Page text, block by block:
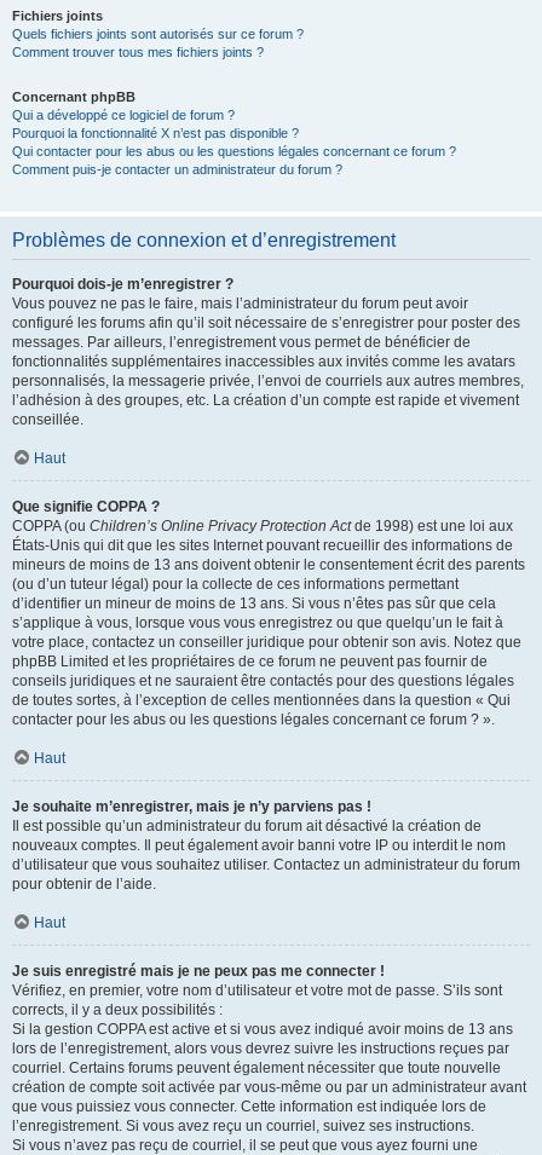
Fichiers joints
Quels fichiers joints sont autorisés sur ce forum ?
Comment trouver tous mes fichiers joints ?
Concernant phpBB
Qui a développé ce logiciel de forum ?
Pourquoi la fonctionnalité X n’est pas disponible ?
Qui contacter pour les abus ou les questions légales concernant ce forum ?
Comment puis-je contacter un administrateur du forum ?
Problèmes de connexion et d’enregistrement
Pourquoi dois-je m’enregistrer ?
Vous pouvez ne pas le faire, mais l’administrateur du forum peut avoir
configuré les forums afin qu’il soit nécessaire de s’enregistrer pour poster des
messages. Par ailleurs, l’enregistrement vous permet de bénéficier de
fonctionnalités supplémentaires inaccessibles aux invités comme les avatars
personnalisés, la messagerie privée, l’envoi de courriels aux autres membres,
l’adhésion à des groupes, etc. La création d’un compte est rapide et vivement
conseillée.
Haut
Que signifie COPPA ?
COPPA (ou Children’s Online Privacy Protection Actde 1998) est une loi aux
États-Unis qui dit que les sites Internet pouvant recueillir des informations de
mineurs de moins de 13 ans doivent obtenir le consentement écrit des parents
(ou d’un tuteur légal) pour la collecte de ces informations permettant
d’identifier un mineur de moins de 13 ans. Si vous n’êtes pas sûr que cela
s’applique à vous, lorsque vous vous enregistrez ou que quelqu’un le fait à
votre place, contactez un conseiller juridique pour obtenir son avis. Notez que
phpBB Limited et les propriétaires de ce forum ne peuvent pas fournir de
conseils juridiques et ne sauraient être contactés pour des questions légales
de toutes sortes, à l’exception de celles mentionnées dans la question « Qui
contacter pour les abus ou les questions légales concernant ce forum ? ».
Haut
Je souhaite m’enregistrer, mais je n’y parviens pas !
Il est possible qu’un administrateur du forum ait désactivé la création de
nouveaux comptes. Il peut également avoir banni votre IP ou interdit le nom
d’utilisateur que vous souhaitez utiliser. Contactez un administrateur du forum
pour obtenir de l’aide.
Haut
Je suis enregistré mais je ne peux pas me connecter !
Vérifiez, en premier, votre nom d’utilisateur et votre mot de passe. S’ils sont
corrects, il y a deux possibilités :
Si la gestion COPPA est active et si vous avez indiqué avoir moins de 13 ans
lors de l’enregistrement, alors vous devrez suivre les instructions reçues par
courriel. Certains forums peuvent également nécessiter que toute nouvelle
création de compte soit activée par vous-même ou par un administrateur avant
que vous puissiez vous connecter. Cette information est indiquée lors de
l’enregistrement. Si vous avez reçu un courriel, suivez ses instructions.
Si vous n’avez pas reçu de courriel, il se peut que vous ayez fourni une